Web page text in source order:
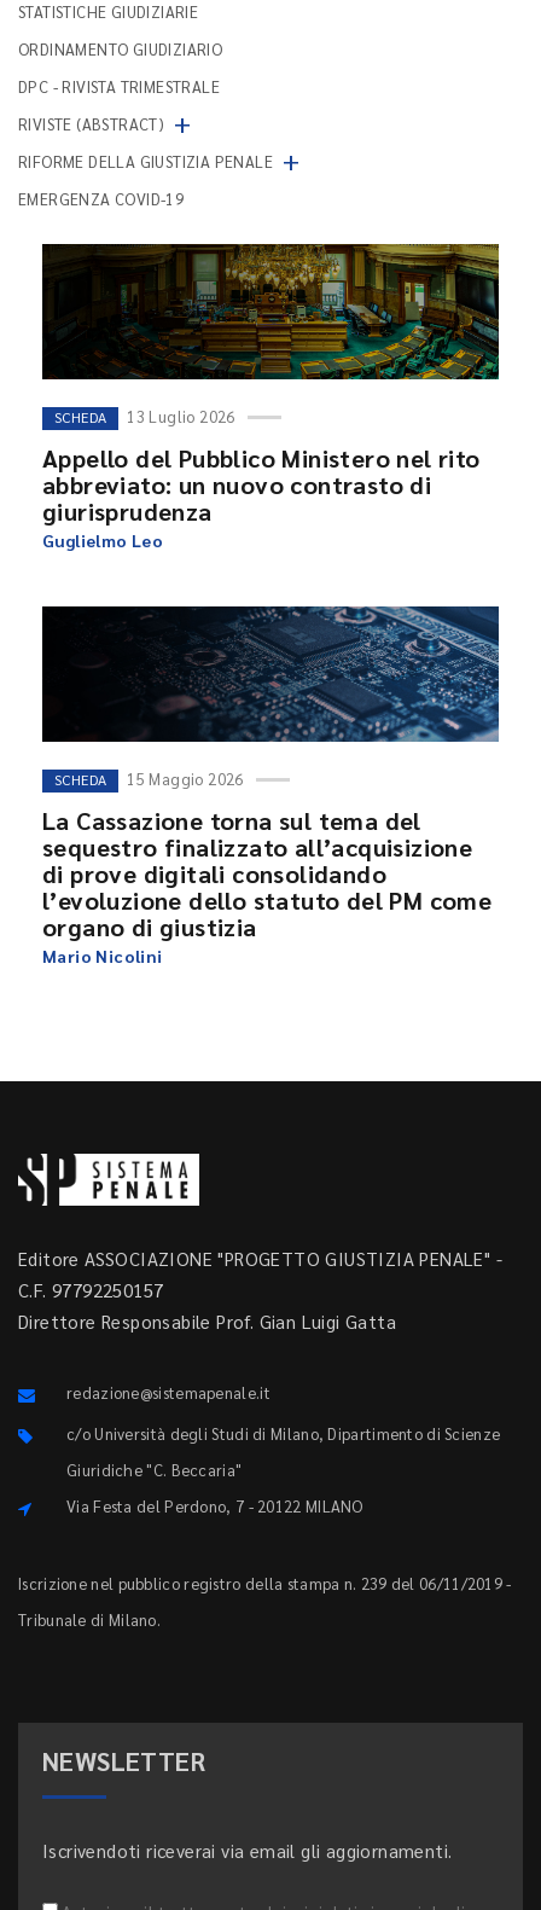
STATISTICHE GIUDIZIARIE
ORDINAMENTO GIUDIZIARIO
DPC - RIVISTA TRIMESTRALE
RIVISTE (ABSTRACT) +
RIFORME DELLA GIUSTIZIA PENALE +
EMERGENZA COVID-19
SCHEDA 13 Luglio 2026
Appello del Pubblico Ministero nel rito
abbreviato: un nuovo contrasto di
giurisprudenza
Guglielmo Leo
SCHEDA 15 Maggio 2026
La Cassazione torna sul tema del
sequestro finalizzato all’acquisizione
di prove digitali consolidando
l’evoluzione dello statuto del PM come
organo di giustizia
Mario Nicolini
Editore ASSOCIAZIONE "PROGETTO GIUSTIZIA PENALE" -
C.F. 97792250157
Direttore Responsabile Prof. Gian Luigi Gatta
redazione@sistemapenale.it
c/o Università degli Studi di Milano, Dipartimento di Scienze
Giuridiche "C. Beccaria"
Via Festa del Perdono, 7 - 20122 MILANO
Iscrizione nel pubblico registro della stampa n. 239 del 06/11/2019 -
Tribunale di Milano.
NEWSLETTER
Iscrivendoti riceverai via email gli aggiornamenti.